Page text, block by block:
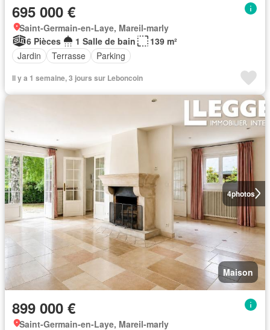
695 000 €
Saint-Germain-en-Laye, Mareil-marly
6 Pièces
1 Salle de bain
139 m²
Jardin
Terrasse Parking
Il y a 1 semaine, 3 jours sur Leboncoin
4photos
Maison
899 000 €
Saint-Germain-en-Laye, Mareil-marly